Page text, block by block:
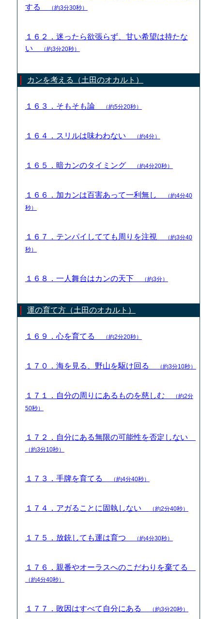
する
（約3分30秒）
１６２．迷ったら欲張らず、甘い希望は持たな
い
（約3分20秒）
カンを考える（土田のオカルト）
１６３．そもそも論 （約5分20秒）
１６４．スリルは味わわない （約4分）
１６５．暗カンのタイミング （約4分20秒）
１６６．加カンは百害あって一利無し
（約4分40
秒）
１６７．テンパイしてても周りを注視
（約3分40
秒）
１６８．一人舞台はカンの天下 （約3分）
運の育て方（土田のオカルト）
１６９．心を育てる （約2分20秒）
１７０．海を見る、野山を駆け回る （約3分10秒）
１７１．自分の周りにあるものを慈しむ
（約2分
50秒）
１７２．自分にある無限の可能性を否定しない
（約3分10秒）
１７３．手牌を育てる （約4分40秒）
１７４．アガることに固執しない （約2分40秒）
１７５．放銃しても運は育つ （約4分30秒）
１７６．親番やオーラスへのこだわりを棄てる
（約4分40秒）
１７７．敗因はすべて自分にある （約3分20秒）